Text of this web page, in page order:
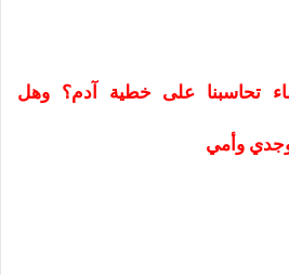
تحاسبنا على خطية آدم؟ وهل
وأمي